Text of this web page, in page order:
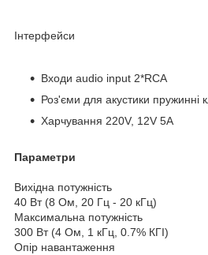
Інтерфейси
Входи audio input 2*RCA
Роз'єми для акустики пружинні
Харчування 220V, 12V 5A
Параметри
Вихідна потужність
40 Вт (8 Ом, 20 Гц - 20 кГц)
Максимальна потужність
300 Вт (4 Ом, 1 кГц, 0.7% КГІ)
Опір навантаження